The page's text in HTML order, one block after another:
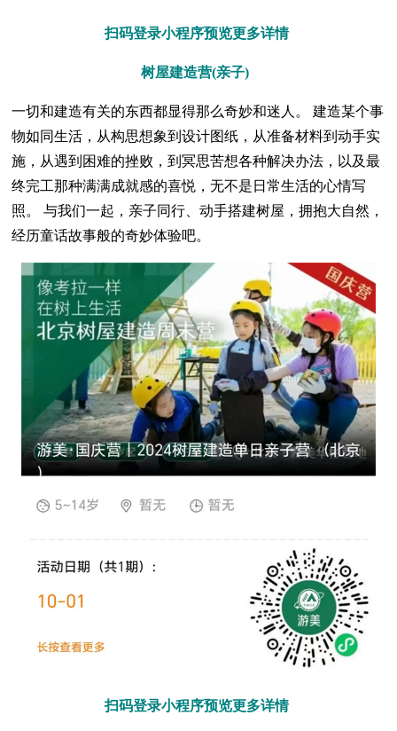
扫码登录小程序预览更多详情
树屋建造营(亲子)
一切和建造有关的东西都显得那么奇妙和迷人。 建造某个事
物如同生活，从构思想象到设计图纸，从准备材料到动手实
施，从遇到困难的挫败，到冥思苦想各种解决办法，以及最
终完工那种满满成就感的喜悦，无不是日常生活的心情写
照。 与我们一起，亲子同行、动手搭建树屋，拥抱大自然，
经历童话故事般的奇妙体验吧。
扫码登录小程序预览更多详情